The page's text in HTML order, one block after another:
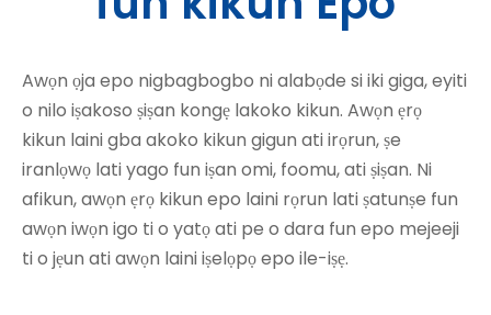
Awọn ọja epo nigbagbogbo ni alabọde si iki giga, eyiti
o nilo iṣakoso ṣiṣan kongẹ lakoko kikun. Awọn ẹrọ
kikun laini gba akoko kikun gigun ati irọrun, ṣe
iranlọwọ lati yago fun iṣan omi, foomu, ati ṣiṣan. Ni
afikun, awọn ẹrọ kikun epo laini rọrun lati ṣatunṣe fun
awọn iwọn igo ti o yatọ ati pe o dara fun epo mejeeji
ti o jẹun ati awọn laini iṣelọpọ epo ile-iṣẹ.